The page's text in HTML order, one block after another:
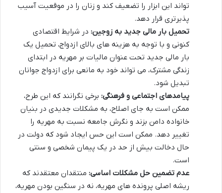
تواند این ابزار را تضعیف کند و زنان را در موقعیت آسیب
پذیرتری قرار دهد.
تحمیل بار مالی جدید به زوجین: در شرایط اقتصادی
کنونی و با توجه به هزینه های بالای ازدواج، تحمیل یک
بار مالی جدید تحت عنوان مالیات بر مهریه در ابتدای
زندگی مشترک، می تواند خود به مانعی برای ازدواج جوانان
تبدیل شود.
پیامدهای اجتماعی و فرهنگی: برخی نگرانند که این طرح،
ممکن است به جای اصلاح، به مشکلات جدیدی در بنیان
خانواده دامن بزند و نگرش جامعه نسبت به مهریه را
تغییر دهد. ممکن است این حس ایجاد شود که دولت در
حال دخالت بیش از حد در یک پیمان شخصی و سنتی
است.
عدم تضمین حل مشکلات اساسی: منتقدان معتقدند که
ریشه اصلی پرونده های مهریه، نه در سنگین بودن مهریه،